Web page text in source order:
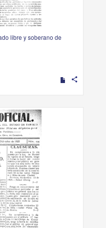
libre y soberano de
share